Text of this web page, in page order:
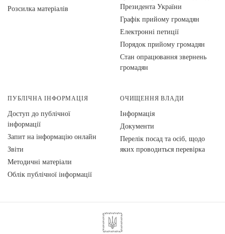
Розсилка матеріалів
Президента України
Графік прийому громадян
Електронні петиції
Порядок прийому громадян
Стан опрацювання звернень
громадян
ПУБЛІЧНА ІНФОРМАЦІЯ
Доступ до публічної
інформації
Запит на інформацію онлайн
Звіти
Методичні матеріали
Облік публічної інформації
ОЧИЩЕННЯ ВЛАДИ
Інформація
Документи
Перелік посад та осіб, щодо
яких проводиться перевірка